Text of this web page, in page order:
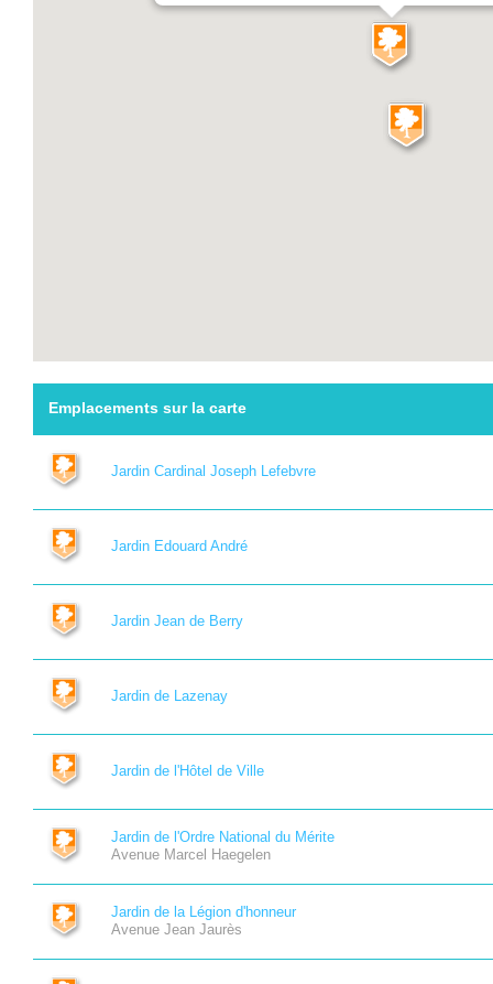
Emplacements sur la carte
Jardin Cardinal Joseph Lefebvre
Jardin Edouard André
Jardin Jean de Berry
Jardin de Lazenay
Jardin de l'Hôtel de Ville
Jardin de l'Ordre National du Mérite
Avenue Marcel Haegelen
Jardin de la Légion d'honneur
Avenue Jean Jaurès